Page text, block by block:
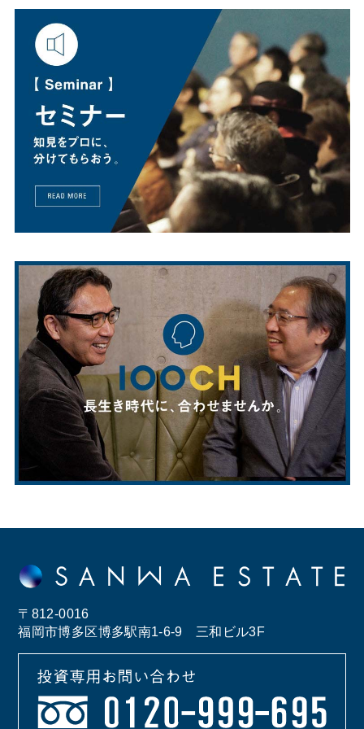
〒812-0016
福岡市博多区博多駅南1-6-9 三和ビル3F